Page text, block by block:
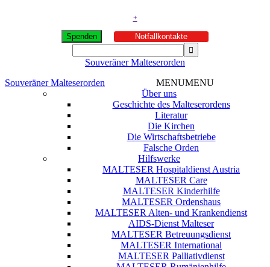
+
Spenden Notfallkontakte
Souveräner Malteserorden
Souveräner Malteserorden
MENUMENU
Über uns
Geschichte des Malteserordens
Literatur
Die Kirchen
Die Wirtschaftsbetriebe
Falsche Orden
Hilfswerke
MALTESER Hospitaldienst Austria
MALTESER Care
MALTESER Kinderhilfe
MALTESER Ordenshaus
MALTESER Alten- und Krankendienst
AIDS-Dienst Malteser
MALTESER Betreuungsdienst
MALTESER International
MALTESER Palliativdienst